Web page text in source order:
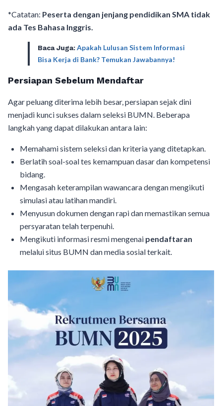
*Catatan: Peserta dengan jenjang pendidikan SMA tidak
ada Tes Bahasa Inggris.
Baca Juga:Apakah Lulusan Sistem Informasi
Bisa Kerja di Bank? Temukan Jawabannya!
Persiapan Sebelum Mendaftar
Agar peluang diterima lebih besar, persiapan sejak dini
menjadi kunci sukses dalam seleksi BUMN. Beberapa
langkah yang dapat dilakukan antara lain:
Memahami sistem seleksi dan kriteria yang ditetapkan.
Berlatih soal-soal tes kemampuan dasar dan kompetensi
bidang.
Mengasah keterampilan wawancara dengan mengikuti
simulasi atau latihan mandiri.
Menyusun dokumen dengan rapi dan memastikan semua
persyaratan telah terpenuhi.
Mengikuti informasi resmi mengenai pendaftaran
melalui situs BUMN dan media sosial terkait.